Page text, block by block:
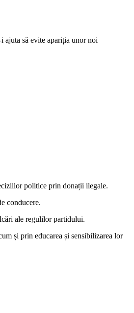
ajuta să evite apariția unor noi
politice prin donații ilegale.
conducere.
ale regulilor partidului.
și prin educarea și sensibilizarea lor